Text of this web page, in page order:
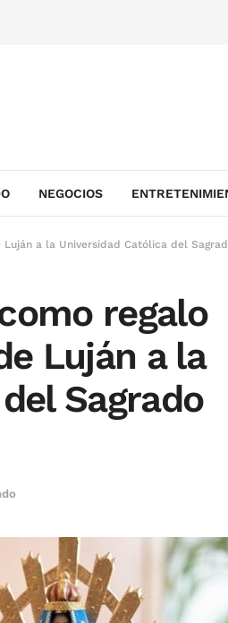
NEGOCIOS
a la Universidad Católica del
regalo
Luján a la
Sagrado